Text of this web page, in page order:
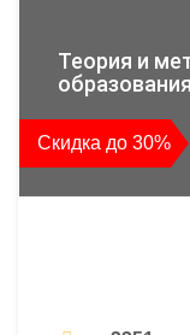
Теория и
Скидка до 30%